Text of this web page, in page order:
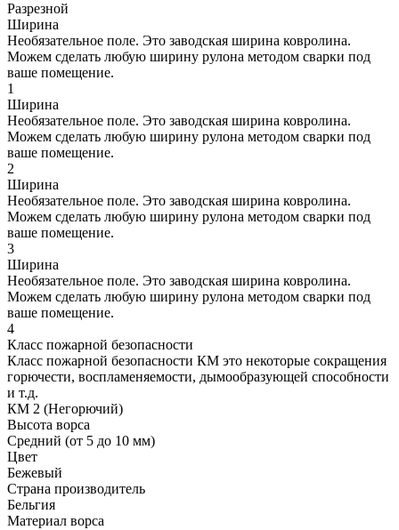
Разрезной
Ширина
Необязательное поле. Это заводская ширина ковролина.
Можем сделать любую ширину рулона методом сварки под
ваше помещение.
1
Ширина
Необязательное поле. Это заводская ширина ковролина.
Можем сделать любую ширину рулона методом сварки под
ваше помещение.
2
Ширина
Необязательное поле. Это заводская ширина ковролина.
Можем сделать любую ширину рулона методом сварки под
ваше помещение.
3
Ширина
Необязательное поле. Это заводская ширина ковролина.
Можем сделать любую ширину рулона методом сварки под
ваше помещение.
4
Класс пожарной безопасности
Класс пожарной безопасности КМ это некоторые сокращения
горючести, воспламеняемости, дымообразующей способности
и т.д.
КМ 2 (Негорючий)
Высота ворса
Средний (от 5 до 10 мм)
Цвет
Бежевый
Страна производитель
Бельгия
Материал ворса